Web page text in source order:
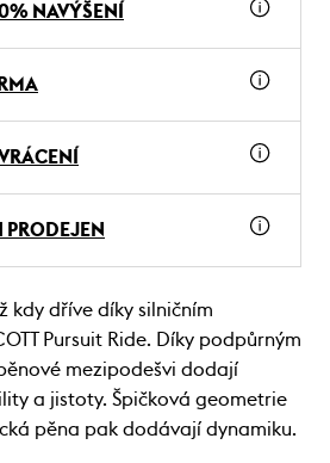
NAVÝŠENÍ
kdy dříve díky silničním
Pursuit Ride. Díky podpůrným
mezipodešvi dodají
a jistoty. Špičková geometrie
pěna pak dodávají dynamiku.